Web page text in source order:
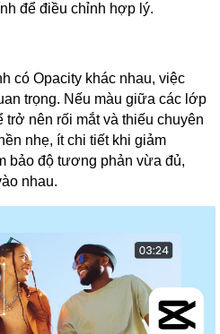
để điều chỉnh hợp lý.
có Opacity khác nhau, việc
trọng. Nếu màu giữa các lớp
trở nên rối mắt và thiếu chuyên
nhẹ, ít chi tiết khi giảm
bảo độ tương phản vừa đủ,
nhau.